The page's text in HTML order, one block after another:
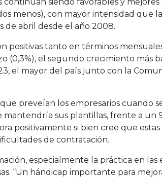
menos), con mayor intensidad que
de abril desde el año 2008.
positivas tanto en términos
(0,3%), el segundo crecimiento más
el mayor del país junto con la
preveían los empresarios cuando
sus plantillas, frente a un
positivamente si bien cree que
de contratación.
especialmente la práctica en las
“Un hándicap importante para